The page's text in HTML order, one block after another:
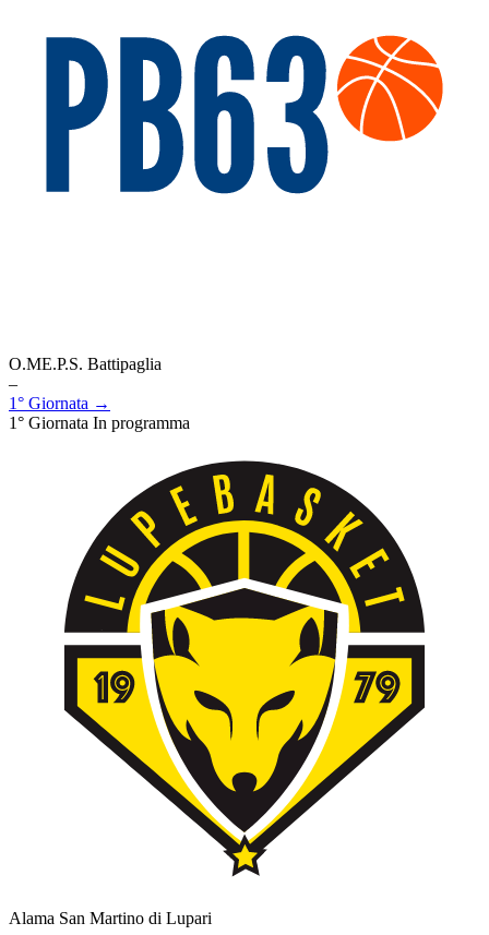
O.ME.P.S. Battipaglia
–
1° Giornata →
1° Giornata In programma
Alama San Martino di Lupari